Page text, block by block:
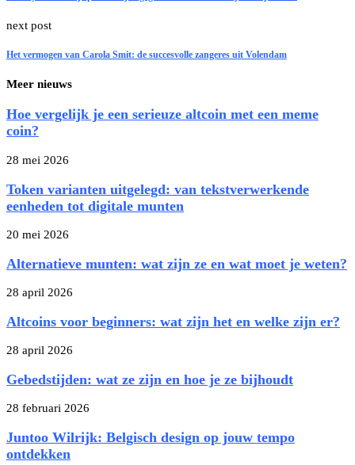
next post
Het vermogen van Carola Smit: de succesvolle zangeres uit Volendam
Meer nieuws
Hoe vergelijk je een serieuze altcoin met een meme
coin?
28 mei 2026
Token varianten uitgelegd: van tekstverwerkende
eenheden tot digitale munten
20 mei 2026
Alternatieve munten: wat zijn ze en wat moet je weten?
28 april 2026
Altcoins voor beginners: wat zijn het en welke zijn er?
28 april 2026
Gebedstijden: wat ze zijn en hoe je ze bijhoudt
28 februari 2026
Juntoo Wilrijk: Belgisch design op jouw tempo
ontdekken